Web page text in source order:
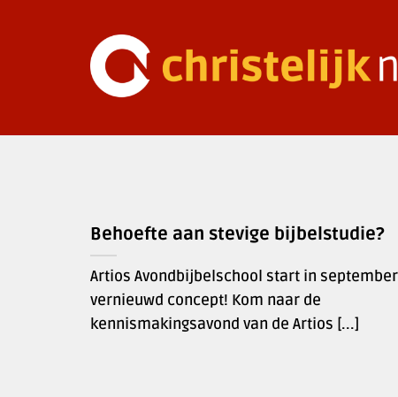
Behoefte aan stevige bijbelstudie?
Artios Avondbijbelschool start in
vernieuwd concept! Kom naar de
kennismakingsavond van de Artios [...]